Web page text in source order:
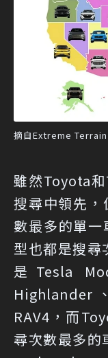
摘自Extreme Terrain
雖然Toyota
搜尋中領先
數最多的單
型也都是搜尋
是Tesla
Highlander
RAV4，而
尋次數最多的